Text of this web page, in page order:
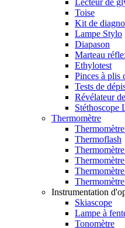
Lecteur de
Toise
Kit de
Lampe Stylo
Diapason
Marteau
Ethylotest
Pinces à plis
Tests de
Révélateur
Stéthoscope
Thermomètre
Thermoflash
Instrumentation
Skiascope
Lampe à
Tonomètre